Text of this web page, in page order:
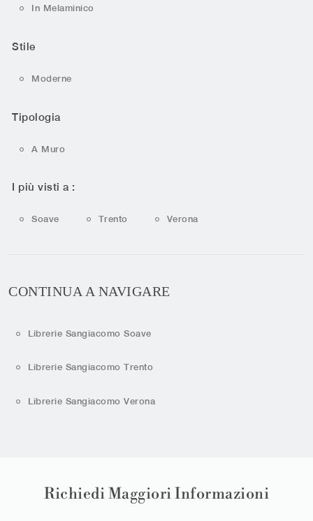
In Melaminico
Stile
Moderne
Tipologia
A Muro
I più visti a :
Soave Trento Verona
CONTINUA A NAVIGARE
Librerie Sangiacomo Soave
Librerie Sangiacomo Trento
Librerie Sangiacomo Verona
Richiedi Maggiori Informazioni